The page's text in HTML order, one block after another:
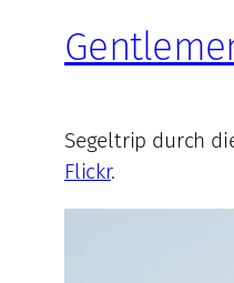
Segeltrip durch
Flickr.